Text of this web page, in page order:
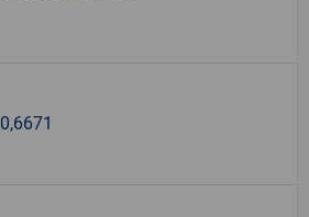
0,6671